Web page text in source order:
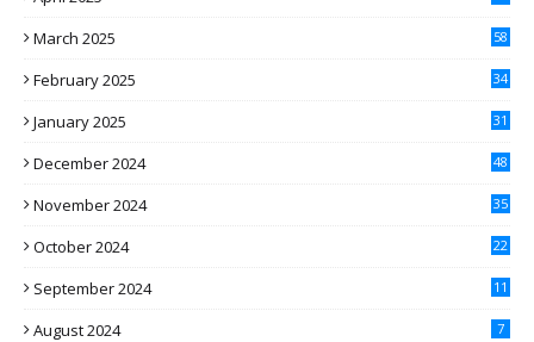
March 2025 58
February 2025 34
January 2025 31
December 2024 48
November 2024 35
October 2024 22
September 2024 11
August 2024 7